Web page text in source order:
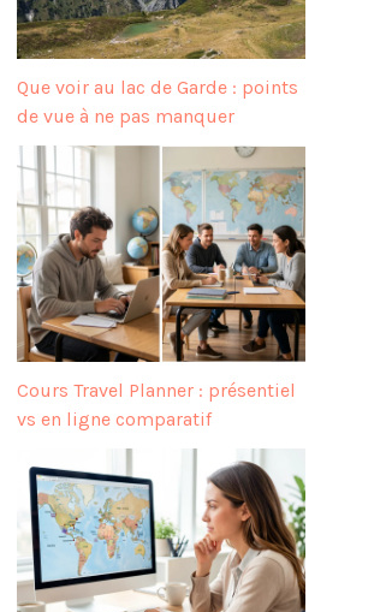
Que voir au lac de Garde : points
de vue à ne pas manquer
Cours Travel Planner : présentiel
vs en ligne comparatif